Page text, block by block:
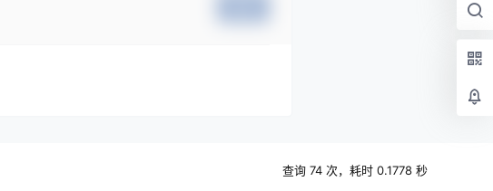
查询 74 次，耗时 0.1778 秒